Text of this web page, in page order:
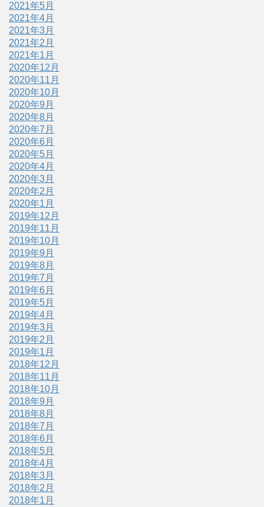
2021年5月
2021年4月
2021年3月
2021年2月
2021年1月
2020年12月
2020年11月
2020年10月
2020年9月
2020年8月
2020年7月
2020年6月
2020年5月
2020年4月
2020年3月
2020年2月
2020年1月
2019年12月
2019年11月
2019年10月
2019年9月
2019年8月
2019年7月
2019年6月
2019年5月
2019年4月
2019年3月
2019年2月
2019年1月
2018年12月
2018年11月
2018年10月
2018年9月
2018年8月
2018年7月
2018年6月
2018年5月
2018年4月
2018年3月
2018年2月
2018年1月